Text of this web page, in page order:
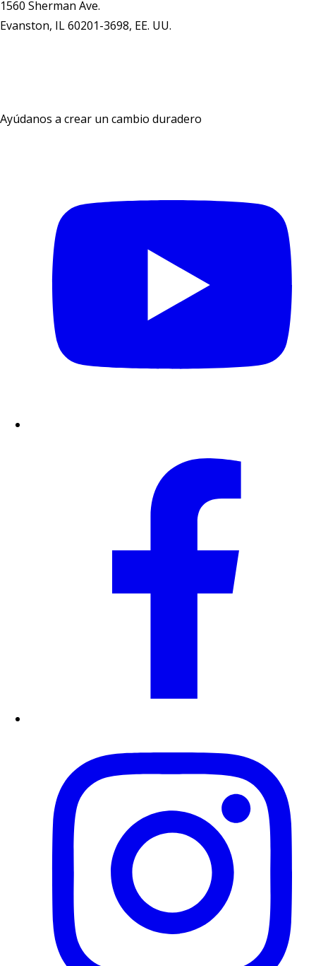
1560 Sherman Ave.
Evanston, IL 60201-3698, EE. UU.
Ayúdanos a crear un cambio duradero